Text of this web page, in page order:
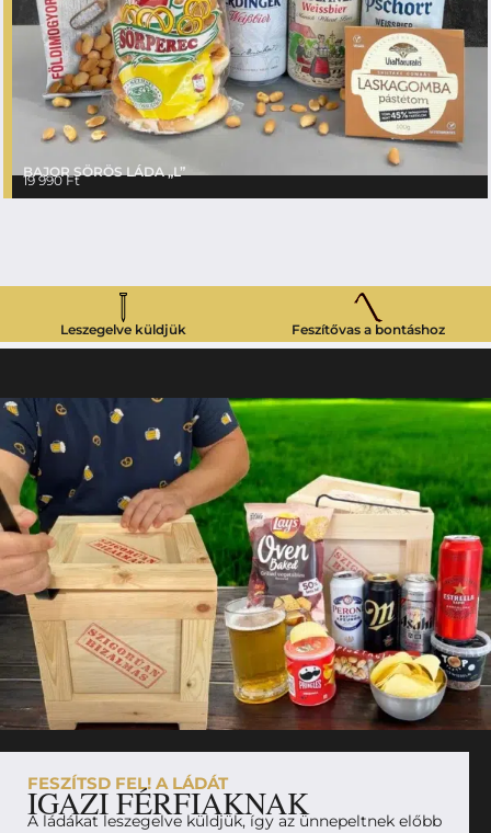
BAJOR SÖRÖS LÁDA „L”
19 990Ft
Leszegelve küldjük Feszítővas a bontáshoz
FESZÍTSD FEL! A LÁDÁT
IGAZI FÉRFIAKNAK
A ládákat leszegelve küldjük, így az ünnepeltnek előbb